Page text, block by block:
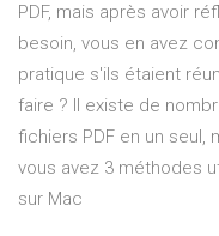
PDF, mais après avoir
besoin, vous en avez
pratique s'ils étaient
faire ? Il existe de
fichiers PDF en un seul,
vous avez 3 méthodes
sur Mac